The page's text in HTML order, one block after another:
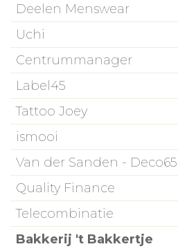
Deelen Menswear
Uchi
Centrummanager
Label45
Tattoo Joey
ismooi
Van der Sanden - Deco65
Quality Finance
Telecombinatie
Bakkerij 't Bakkertje